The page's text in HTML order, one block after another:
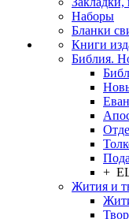
Наборы
Бланки
Книги
Библия.
+
Жития и